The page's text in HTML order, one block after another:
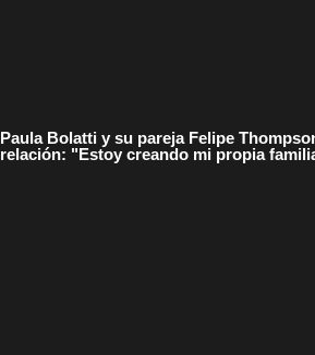
Paula Bolatti y su pareja Felipe
relación: "Estoy creando mi propia